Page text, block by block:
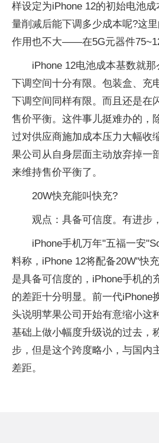
样设定为iPhone 12的初始电池
量削减后能下调多少成本呢?这
作用也不大——在5G元器件
iPhone 12电池成本基数就
下调空间十分有限。包装盒、充
下调空间同样有限。而且还是在
售价平衡。这件事儿挺难办的，
过对供应商施加成本压力大幅收
果公司从自身层面主动放弃掉一
来维持售价平衡了。
20W快充能叫快充?
观点：具备可信度。有进步
iPhone手机万年"五福一安
料称，iPhone 12将配备20W"快
是具备可信度的，iPhone手机的
的差距十分明显。前一代iPhone
头说明苹果公司开始有意缩小这
基础上做小幅度升级说的过去，
步，但是这个跨度略小，与国内
差距。